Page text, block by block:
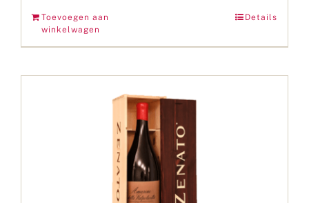
Toevoegen aan
winkelwagen
Details